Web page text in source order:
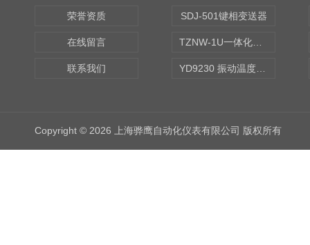
荣誉资质
在线留言
联系我们
SDJ-501键相变送器
Copyright © 2026 上海骅鹰自动化仪表有限公司 版权所有